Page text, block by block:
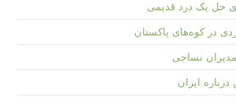
حل یک درد قدیمی
در کوه‌های پاکستان
مدیران نساجی
ایران